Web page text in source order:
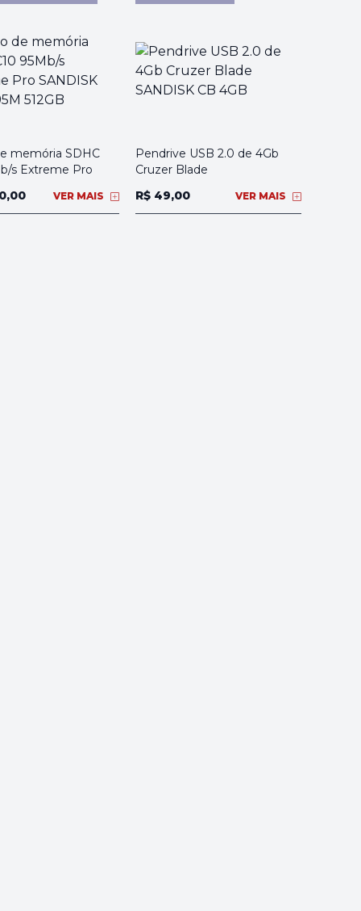
memória SDHC
s Extreme Pro
VER MAIS
Pendrive USB 2.0 de 4Gb
Cruzer Blade
R$ 49,00
VER MAIS